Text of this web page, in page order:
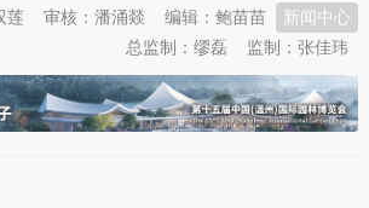
新闻中心
编辑：鲍苗苗
审核：潘涌燚
莲
监制：张佳玮
总监制：缪磊